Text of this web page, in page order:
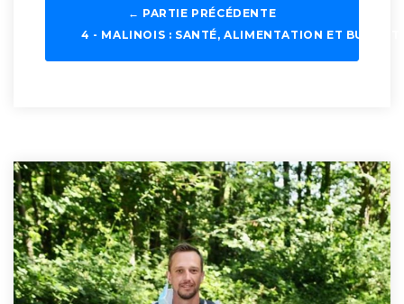
← PARTIE PRÉCÉDENTE
4 - MALINOIS : SANTÉ, ALIMENTATION ET BUDGET